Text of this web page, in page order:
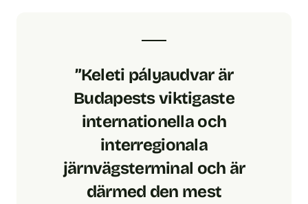
”Keleti pályaudvar är
Budapests viktigaste
internationella och
interregionala
järnvägsterminal och är
därmed den mest